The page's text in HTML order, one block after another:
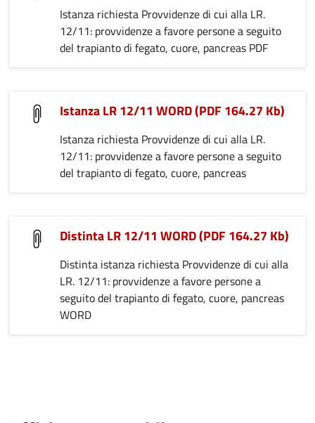
Istanza richiesta Provvidenze di cui alla LR.
12/11: provvidenze a favore persone a seguito
del trapianto di fegato, cuore, pancreas PDF
Istanza LR 12/11 WORD (PDF 164.27 Kb)
Istanza richiesta Provvidenze di cui alla LR.
12/11: provvidenze a favore persone a seguito
del trapianto di fegato, cuore, pancreas
Distinta LR 12/11 WORD (PDF 164.27 Kb)
Distinta istanza richiesta Provvidenze di cui alla
LR. 12/11: provvidenze a favore persone a
seguito del trapianto di fegato, cuore, pancreas
WORD